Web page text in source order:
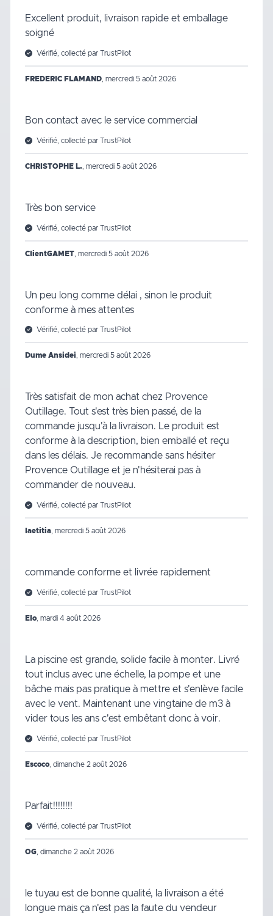
Excellent produit, livraison rapide et emballage
soigné
Vérifié, collecté par TrustPilot
FREDERIC FLAMAND mercredi 5 août 2026
Bon contact avec le service commercial
Vérifié, collecté par TrustPilot
CHRISTOPHE L. mercredi 5 août 2026
Très bon service
Vérifié, collecté par TrustPilot
ClientGAMET mercredi 5 août 2026
Un peu long comme délai , sinon le produit
conforme à mes attentes
Vérifié, collecté par TrustPilot
Dume Ansidei, mercredi 5 août 2026
Très satisfait de mon achat chez Provence
Outillage. Tout s'est très bien passé, de la
commande jusqu'à la livraison. Le produit est
conforme à la description, bien emballé et reçu
dans les délais. Je recommande sans hésiter
Provence Outillage et je n'hésiterai pas à
commander de nouveau.
Vérifié, collecté par TrustPilot
laetitia mercredi 5 août 2026
commande conforme et livrée rapidement
Vérifié, collecté par TrustPilot
Elo, mardi 4 août 2026
La piscine est grande, solide facile à monter. Livré
tout inclus avec une échelle, la pompe et une
bâche mais pas pratique à mettre et s'enlève facile
avec le vent. Maintenant une vingtaine de m3 à
vider tous les ans c'est embêtant donc à voir.
Vérifié, collecté par TrustPilot
Escoco, dimanche 2 août 2026
Parfait!!!!!!!!
Vérifié, collecté par TrustPilot
OG dimanche 2 août 2026
le tuyau est de bonne qualité, la livraison a été
longue mais ça n'est pas la faute du vendeur